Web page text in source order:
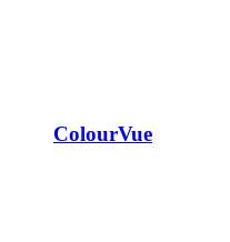
ColourVue